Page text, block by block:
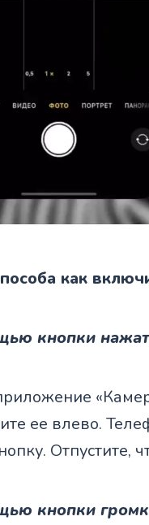
как
кнопки
ее влево.
Отпустите,
кнопки